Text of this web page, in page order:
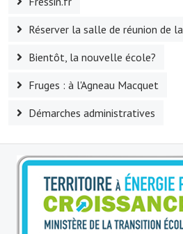
Une église dans l'église
Fressin, cité verte et tourisme sportif
Le sentier de la Planquette
Fressin, lauréat village fleuri
Le sentier de découverte du village
Les foulées Fressinoises
Le parcours cyclo le soleil de satan
Acteurs du tourisme
Les étangs de Fressin
Réserver la salle de réunion de
Bientôt, la nouvelle école?
Fruges : à l'Agneau Macquet
Démarches administratives